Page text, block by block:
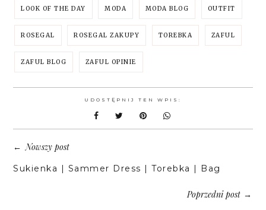
LOOK OF THE DAY MODA MODA BLOG OUTFIT
ROSEGAL ROSEGAL ZAKUPY TOREBKA ZAFUL
ZAFUL BLOG ZAFUL OPINIE
UDOSTĘPNIJ TEN WPIS:
←Nowszy post
Sukienka | Sammer Dress | Torebka | Bag
Poprzedni post→